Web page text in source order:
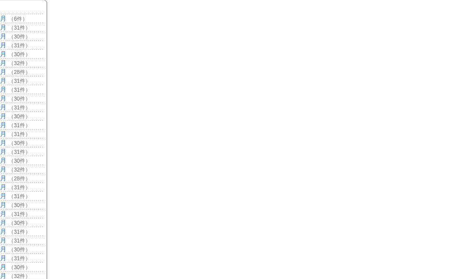
（6件）
（31件）
（30件）
（31件）
（30件）
（32件）
（28件）
（31件）
（31件）
（30件）
（31件）
（30件）
（31件）
（31件）
（30件）
（31件）
（30件）
（32件）
（28件）
（31件）
（31件）
（30件）
（31件）
（30件）
（31件）
（31件）
（30件）
（31件）
（30件）
（32件）